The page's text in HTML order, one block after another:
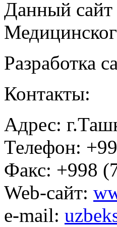
Данный
Разработка
Контакты:
Адрес:
Телефон:
Факс: +998
Web-сайт:
e-mail: